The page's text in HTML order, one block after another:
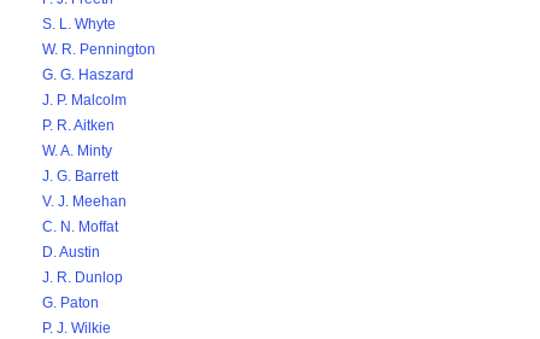
S. L. Whyte
W. R. Pennington
G. G. Haszard
J. P. Malcolm
P. R. Aitken
W. A. Minty
J. G. Barrett
V. J. Meehan
C. N. Moffat
D. Austin
J. R. Dunlop
G. Paton
P. J. Wilkie